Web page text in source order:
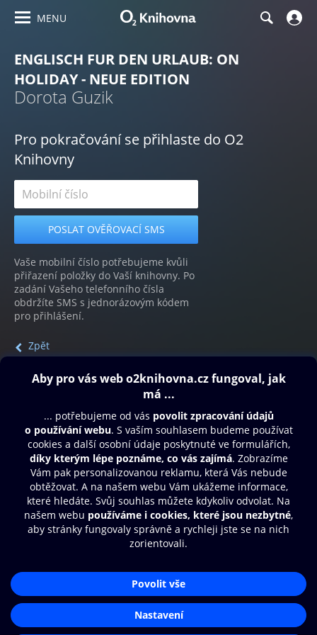
MENU
ENGLISCH FUR DEN URLAUB: ON
HOLIDAY - NEUE EDITION
Dorota Guzik
Pro pokračování se přihlaste do O2
Knihovny
Vaše mobilní číslo potřebujeme kvůli
přiřazení položky do Vaší knihovny. Po
zadání Vašeho telefonního čísla
obdržíte SMS s jednorázovým kódem
pro přihlášení.
Zpět
Obsah ke stažení
Moje O2 Knihovna
Další zábava
© O2 Czech Republic a.s.
Přístupnost
Zásady zpracování osobních údajůAplikace O2 Knihovna
Čti a poslouchej své e-knihy a
audioknihy rychleji a pohodlněji.